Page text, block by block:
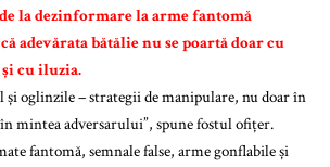
la dezinformare la arme fantomă
adevărata bătălie nu se poartă doar cu
cu iluzia.
și oglinzile – strategii de manipulare, nu doar în
mintea adversarului”, spune fostul ofițer.
fantomă, semnale false, arme gonflabile și